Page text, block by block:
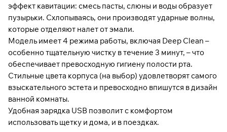
эффект кавитации: смесь пасты, слюны и воды образует
пузырьки. Схлопываясь, они производят ударные волны,
которые отделяют налет от эмали.
Модель имеет 4 режима работы, включая Deep Clean –
особенно тщательную чистку в течение 3 минут, – что
обеспечивает превосходную гигиену полости рта.
Стильные цвета корпуса (на выбор) удовлетворят самого
взыскательного эстета и превосходно впишутся в дизайн
ванной комнаты.
Удобная зарядка USB позволит с комфортом
использовать щетку и дома, и в поездках.